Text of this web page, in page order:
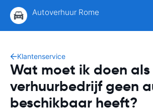
Autoverhuur Rome
Klantenservice
Wat moet ik doen
verhuurbedrijf geen
beschikbaar heeft?